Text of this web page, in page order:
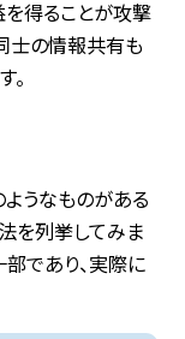
を得ることが攻撃
士の情報共有も
。
うなものがある
を列挙してみま
部であり、実際に